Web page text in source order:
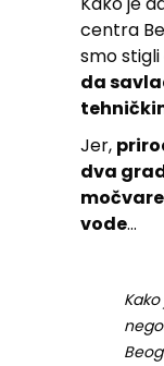
centra
smo
da
Jer,
dva
vode…